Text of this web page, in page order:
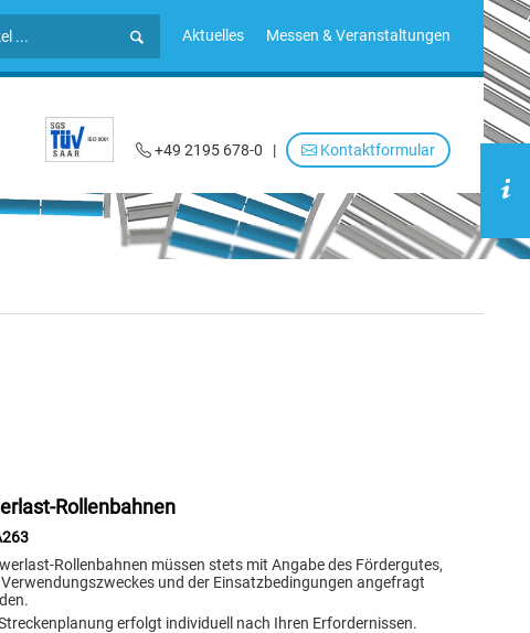
Aktuelles Messen & Veranstaltungen
+49 2195 678-0 | Kontaktformular
Rollenbahnen
Rollenbahnen müssen stets mit Angabe des Fördergutes,
und der Einsatzbedingungen angefragt
erfolgt individuell nach Ihren Erfordernissen.